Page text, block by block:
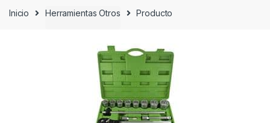
Inicio Herramientas Otros Producto